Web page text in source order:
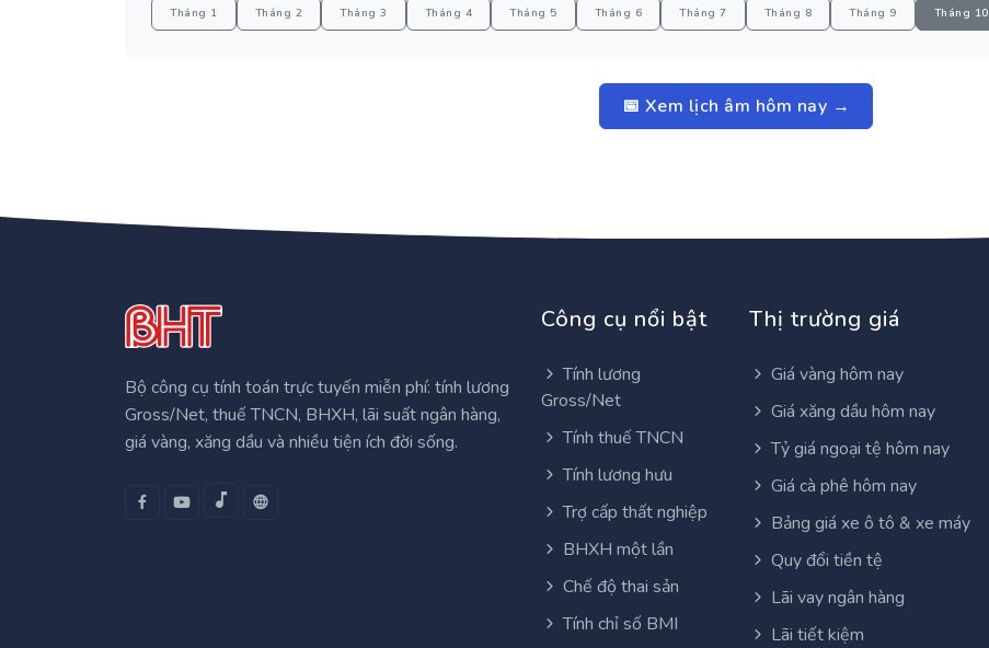
Tháng 1 Tháng 2 Tháng 3 Tháng 4 Tháng 5 Tháng 6 Tháng 7 Tháng 8 Tháng 9 Tháng 10
📅 Xem lịch âm hôm nay →
Bộ công cụ tính toán trực tuyến miễn phí: tính lương
Gross/Net, thuế TNCN, BHXH, lãi suất ngân hàng,
giá vàng, xăng dầu và nhiều tiện ích đời sống.
Công cụ nổi bật
Tính lương
Gross/Net
Tính thuế TNCN
Tính lương hưu
Trợ cấp thất nghiệp
BHXH một lần
Chế độ thai sản
Tính chỉ số BMI
Thị trường giá
Giá vàng hôm nay
Giá xăng dầu hôm nay
Tỷ giá ngoại tệ hôm nay
Giá cà phê hôm nay
Bảng giá xe ô tô & xe máy
Quy đổi tiền tệ
Lãi vay ngân hàng
Lãi tiết kiệm